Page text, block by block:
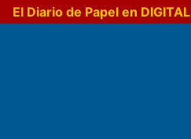
El Diario de Papel en DIGITAL